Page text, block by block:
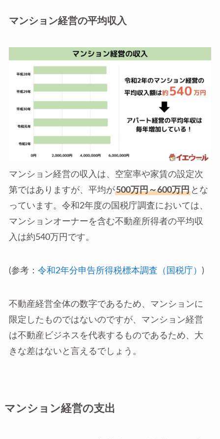
マンション経営の平均収入
マンション経営の収入は、空室率や家賃の設定次
第ではありますが、平均が500万円～600万円とな
っています。令和2年度の国税庁調査においては、
マンションオーナーを含む不動産所得者の平均収
入は約540万円です。
(参考： 令和2年分申告所得税標本調査（国税庁） )
不動産経営全体の数字であるため、マンションに
限定したものではないのですが、マンション経営
は不動産ビジネスを代表するものであるため、大
きな差はないと言えるでしょう。
マンション経営の支出